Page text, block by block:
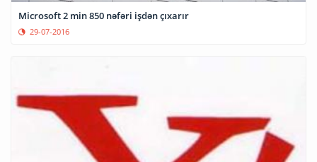
Microsoft 2 min 850 nəfəri işdən çıxarır
29-07-2016